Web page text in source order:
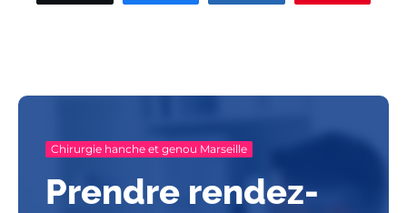
Chirurgie hanche et genou Marseille
Prendre rendez-